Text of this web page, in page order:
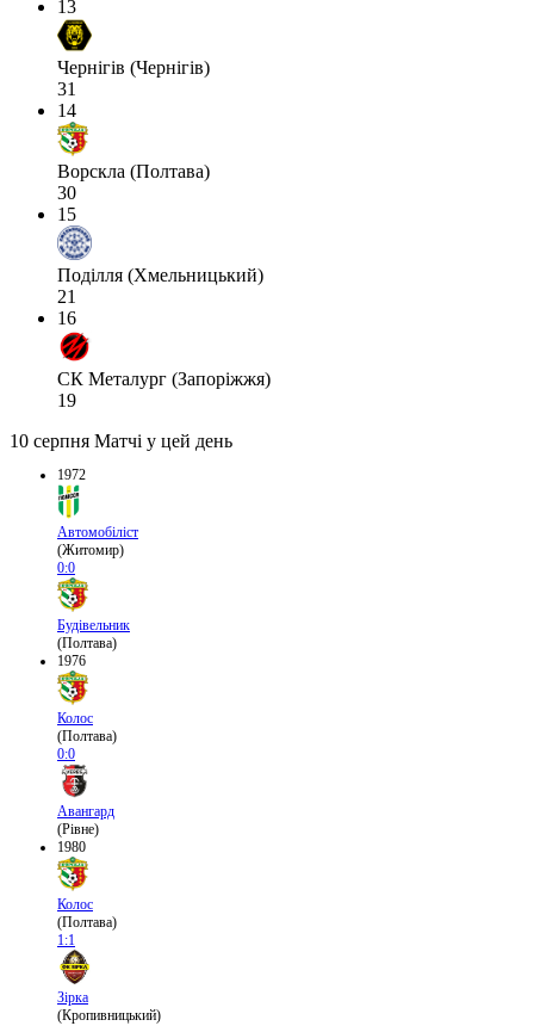
13
Чернігів (Чернігів)
31
14
Ворскла (Полтава)
30
15
Поділля (Хмельницький)
21
16
СК Металург (Запоріжжя)
19
10 серпня Матчі у цей день
1972
Автомобіліст
(Житомир)
0:0
Будівельник
(Полтава)
1976
Колос
(Полтава)
0:0
Авангард
(Рівне)
1980
Колос
(Полтава)
1:1
Зірка
(Кропивницький)